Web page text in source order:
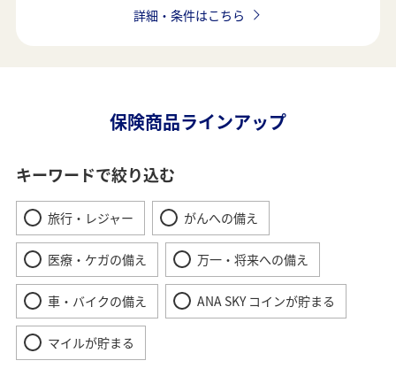
詳細・条件はこちら
保険商品ラインアップ
キーワードで絞り込む
旅行・レジャー がんへの備え
医療・ケガの備え 万一・将来への備え
車・バイクの備え ANA SKY コインが貯まる
マイルが貯まる